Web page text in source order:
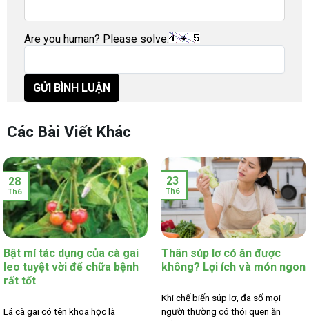
Are you human? Please solve:
Các Bài Viết Khác
Bật mí tác dụng của cà gai
leo tuyệt vời để chữa bệnh
rất tốt
Lá cà gai có tên khoa học là
28
Th6
Thân súp lơ có ăn được
không? Lợi ích và món ngon
Khi chế biến súp lơ, đa số mọi
người thường có thói quen ăn
23
Th6